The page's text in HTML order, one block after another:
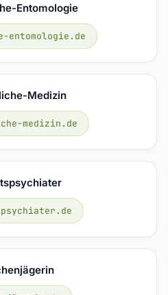
Entomologie
entomologie.de
Medizin
medizin.de